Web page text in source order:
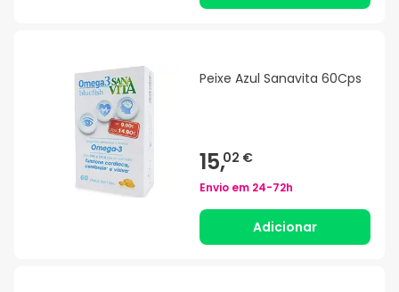
Peixe Azul Sanavita 60Cps
15,02 €
Envio em 24-72h
Adicionar